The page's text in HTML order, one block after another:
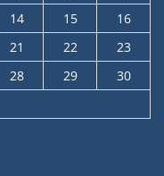
14 15
16
21 22
23
28 29
30